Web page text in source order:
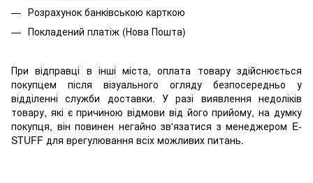
Розрахунок банківською карткою
Покладений платіж (Нова Пошта)
При відправці в інші міста, оплата товару здійснюється
покупцем після візуального огляду безпосередньо у
відділенні служби доставки. У разі виявлення недоліків
товару, які є причиною відмови від його прийому, на думку
покупця, він повинен негайно зв'язатися з менеджером E-
STUFF для врегулювання всіх можливих питань.